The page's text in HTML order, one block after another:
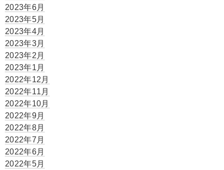
2023年6月
2023年5月
2023年4月
2023年3月
2023年2月
2023年1月
2022年12月
2022年11月
2022年10月
2022年9月
2022年8月
2022年7月
2022年6月
2022年5月